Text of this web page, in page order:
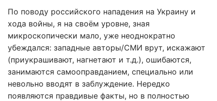
По поводу российского нападения на Украину и
хода войны, я на своём уровне, зная
микроскопически мало, уже неоднократно
убеждался: западные авторы/СМИ врут, искажают
(приукрашивают, нагнетают и т.д.), ошибаются,
занимаются самооправданием, специально или
невольно вводят в заблуждение. Нередко
появляются правдивые факты, но в полностью